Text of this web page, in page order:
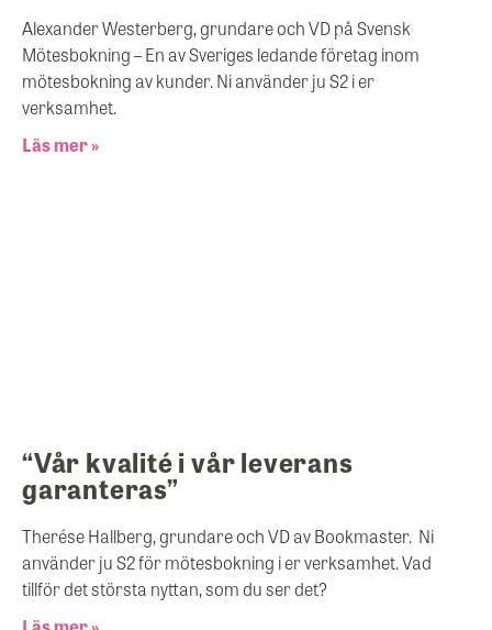
Alexander Westerberg, grundare och VD på Svensk
Mötesbokning – En av Sveriges ledande företag inom
mötesbokning av kunder. Ni använder ju S2 i er
verksamhet.
Läs mer »
“Vår kvalité i vår leverans
garanteras”
Therése Hallberg, grundare och VD av Bookmaster. Ni
använder ju S2 för mötesbokning i er verksamhet. Vad
tillför det största nyttan, som du ser det?